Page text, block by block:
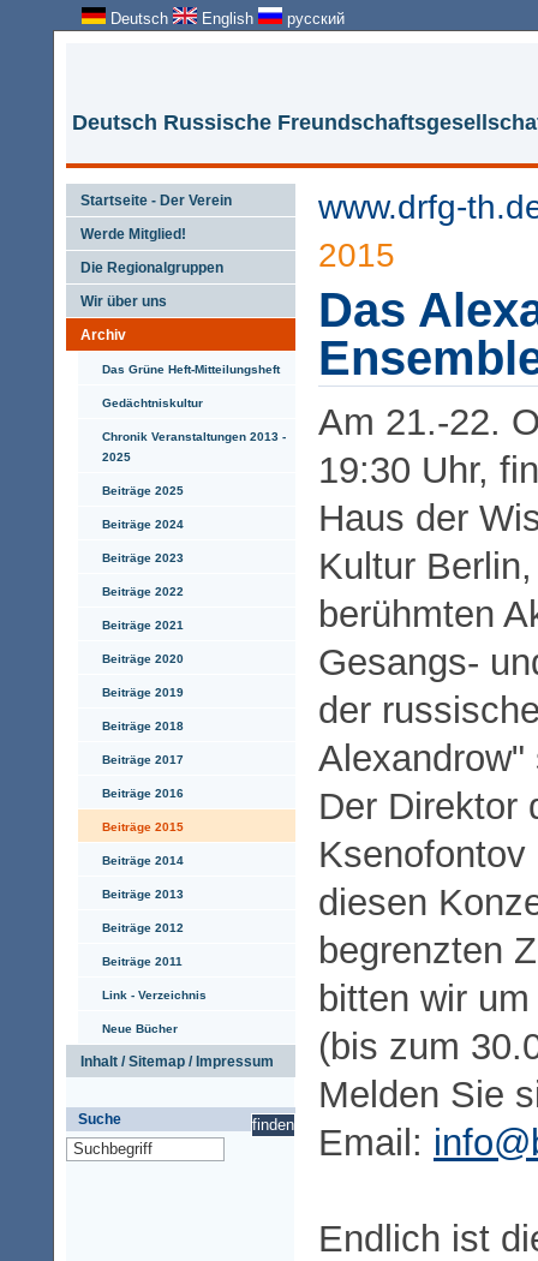
Deutsch English русский
Deutsch Russische
Startseite - Der Verein
Werde Mitglied!
Die Regionalgruppen
Wir über uns
Archiv
Das Grüne Heft-Mitteilungsheft
Gedächtniskultur
Chronik Veranstaltungen 2013 -
2025
Beiträge 2025
Beiträge 2024
Beiträge 2023
Beiträge 2022
Beiträge 2021
Beiträge 2020
Beiträge 2019
Beiträge 2018
Beiträge 2017
Beiträge 2016
Beiträge 2015
Beiträge 2014
Beiträge 2013
Beiträge 2012
Beiträge 2011
Link - Verzeichnis
Neue Bücher
Inhalt / Sitemap / Impressum
Suche
www.drfg-
2015
Das
Am 21.-22.
19:30 Uhr,
Haus der
Kultur
berühmten
Gesangs-
der
Alexandrow"
Der Direktor
diesen
begrenzten
bitten wir
(bis zum
Melden Sie
Email:
Endlich ist